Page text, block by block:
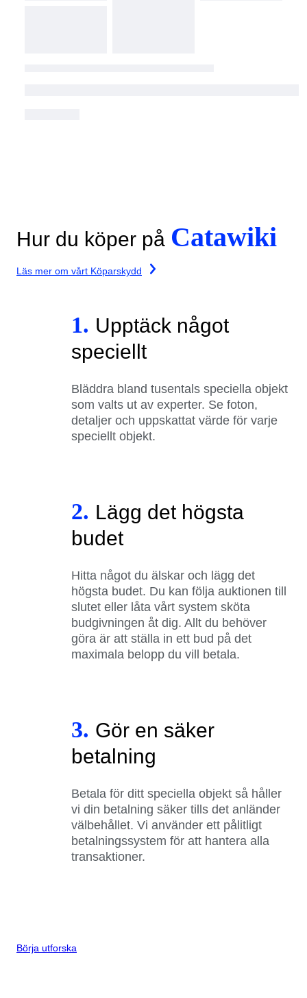
Hur du köper på Catawiki
Läs mer om vårt Köparskydd
1. Upptäck något
speciellt
Bläddra bland tusentals speciella objekt
som valts ut av experter. Se foton,
detaljer och uppskattat värde för varje
speciellt objekt.
2. Lägg det högsta
budet
Hitta något du älskar och lägg det
högsta budet. Du kan följa auktionen till
slutet eller låta vårt system sköta
budgivningen åt dig. Allt du behöver
göra är att ställa in ett bud på det
maximala belopp du vill betala.
3. Gör en säker
betalning
Betala för ditt speciella objekt så håller
vi din betalning säker tills det anländer
välbehållet. Vi använder ett pålitligt
betalningssystem för att hantera alla
transaktioner.
Börja utforska